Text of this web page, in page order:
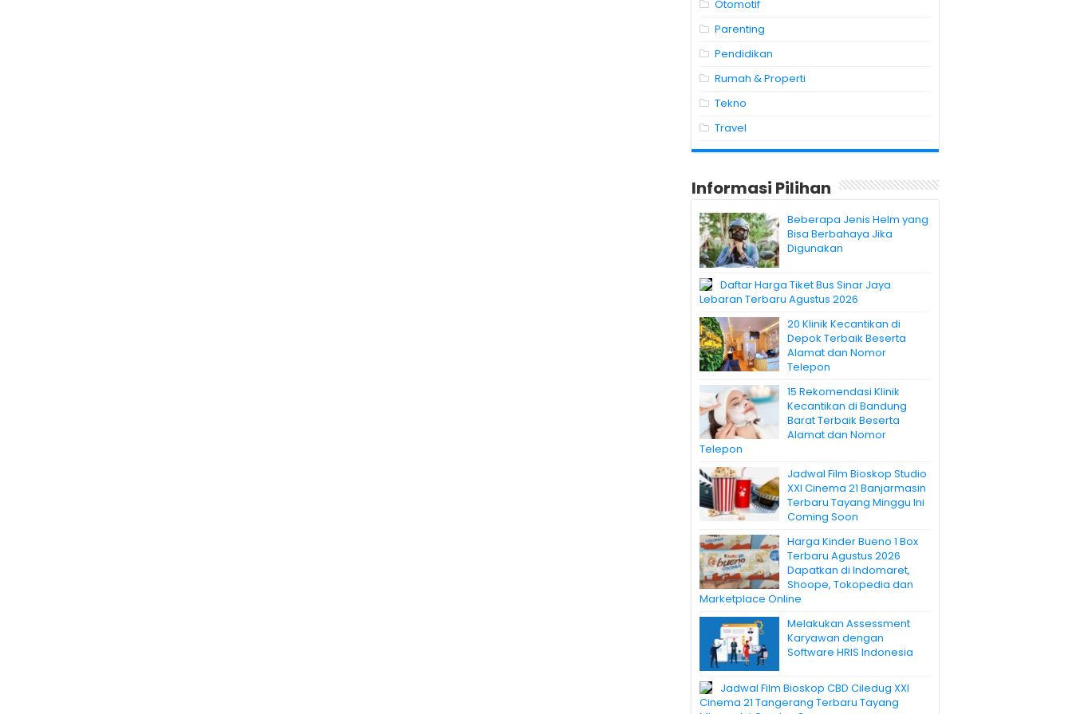
Otomotif
Parenting
Pendidikan
Rumah & Properti
Tekno
Travel
Informasi Pilihan
Beberapa Jenis Helm yang
Bisa Berbahaya Jika
Digunakan
Daftar Harga Tiket Bus Sinar Jaya
Lebaran Terbaru Agustus 2026
20 Klinik Kecantikan di
Depok Terbaik Beserta
Alamat dan Nomor
Telepon
15 Rekomendasi Klinik
Kecantikan di Bandung
Barat Terbaik Beserta
Alamat dan Nomor
Telepon
Jadwal Film Bioskop Studio
XXI Cinema 21 Banjarmasin
Terbaru Tayang Minggu Ini
Coming Soon
Harga Kinder Bueno 1 Box
Terbaru Agustus 2026
Dapatkan di Indomaret,
Shoope, Tokopedia dan
Marketplace Online
Melakukan Assessment
Karyawan dengan
Software HRIS Indonesia
Jadwal Film Bioskop CBD Ciledug XXI
Cinema 21 Tangerang Terbaru Tayang